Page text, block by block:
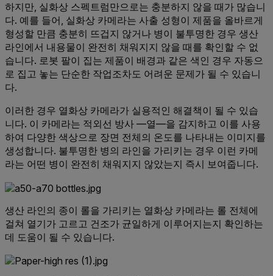
하지만, 실화상 스펙트럼만으로는 충분하지 않을 때가 많습니
다. 예를 들어, 실화상 카메라는 사출 성형이 제품을 올바르게
형성할 만큼 충분히 뜨겁지 않거나 병이 불투명한 경우 생산
라인에서 내용물이 완전히 채워지지 않을 때를 확인할 수 없
습니다. 로봇 팔이 집는 제품이 배경과 같은 색인 경우 자동으
로 집고 놓는 단순한 작업조차도 어려운 문제가 될 수 있습니
다.
이러한 경우 열화상 카메라가 실용적인 해결책이 될 수 있습
니다. 이 카메라는 적외선 방사 —열—을 감지하고 이를 사용
하여 다양한 색상으로 장면 전체의 온도를 나타내는 이미지를
생성합니다. 불투명한 병의 라인을 가리키는 경우 이런 카메
라는 어떤 병이 완전히 채워지지 않았는지 즉시 보여줍니다.
생산 라인의 종이 롤을 가리키는 열화상 카메라는 롤 전체에
걸쳐 열기가 고르고 건조가 균일하게 이루어지는지 확인하는
데 도움이 될 수 있습니다.